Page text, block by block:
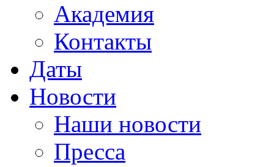
Академия
Контакты
Даты
Новости
Наши новости
Пресса